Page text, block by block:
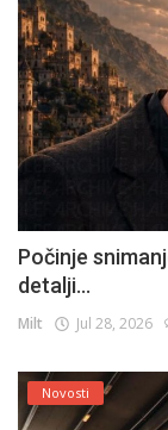
Počinje
detalji...
Milt Jul 28, 2026
Novosti